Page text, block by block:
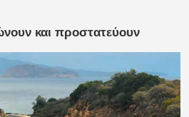
και προστατεύουν